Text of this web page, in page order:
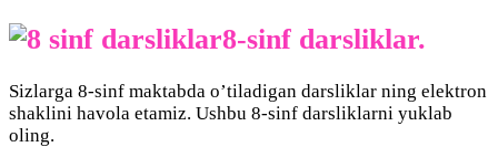
8-sinf darsliklar.
Sizlarga 8-sinf maktabda o’tiladigan darsliklar ning elektron
shaklini havola etamiz. Ushbu 8-sinf darsliklarni yuklab
oling.